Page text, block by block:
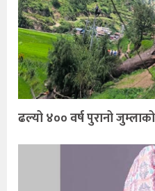
ढल्यो ४०० वर्ष पुरानो